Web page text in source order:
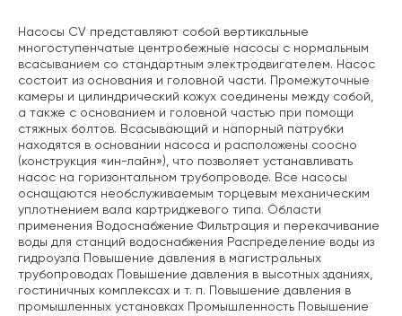
Насосы CV представляют собой вертикальные
многоступенчатые центробежные насосы с нормальным
всасыванием со стандартным электродвигателем. Насос
состоит из основания и головной части. Промежуточные
камеры и цилиндрический кожух соединены между собой,
а также с основанием и головной частью при помощи
стяжных болтов. Всасывающий и напорный патрубки
находятся в основании насоса и расположены соосно
(конструкция «ин-лайн»), что позволяет устанавливать
насос на горизонтальном трубопроводе. Все насосы
оснащаются необслуживаемым торцевым механическим
уплотнением вала картриджевого типа. Области
применения Водоснабжение Фильтрация и перекачивание
воды для станций водоснабжения Распределение воды из
гидроузла Повышение давления в магистральных
трубопроводах Повышение давления в высотных зданиях,
гостиничных комплексах и т. п. Повышение давления в
промышленных установках Промышленность Повышение